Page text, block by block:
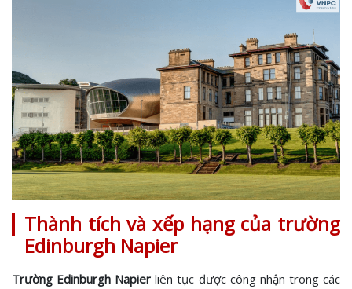
Thành tích và xếp hạng của trường
Edinburgh Napier
Trường Edinburgh Napier liên tục được công nhận trong các